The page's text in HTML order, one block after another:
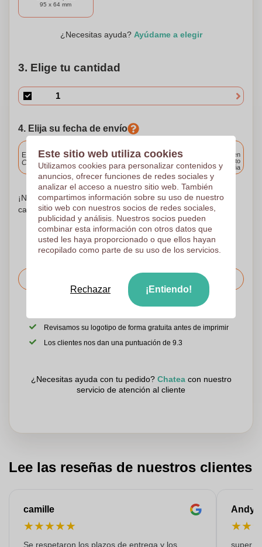
Crema de Protección Solar SPF20, tu compañera ideal
para los días soleados que están por venir.
95 x 64 mm
¿Necesitas ayuda? Ayúdame a elegir
3. Elige tu cantidad
4. Elija su fecha de envío
Entrega estándar
Cargue y apruebe sus archivos antes de las 9.30 a.m.
Entrega en
cualquier punto
de España
¡No te preocupes! Simplemente suba sus archivos a la
canasta de compras
Solicitar el precio
Revisamos su logotipo de forma gratuita antes de imprimir
Los clientes nos dan una puntuación de 9.3
¿Necesitas ayuda con tu pedido? Chateacon nuestro
servicio de atención al cliente
Lee las reseñas de nuestros clientes
camille
★★★★★
Se respetaron los plazos de entrega y los
Andy
★★
super
Este sitio web utiliza cookies
Utilizamos cookies para personalizar contenidos y
anuncios, ofrecer funciones de redes sociales y
analizar el acceso a nuestro sitio web. También
compartimos información sobre su uso de nuestro
sitio web con nuestros socios de redes sociales,
publicidad y análisis. Nuestros socios pueden
combinar esta información con otros datos que
usted les haya proporcionado o que ellos hayan
recopilado como parte de su uso de los servicios.
Rechazar ¡Entiendo!